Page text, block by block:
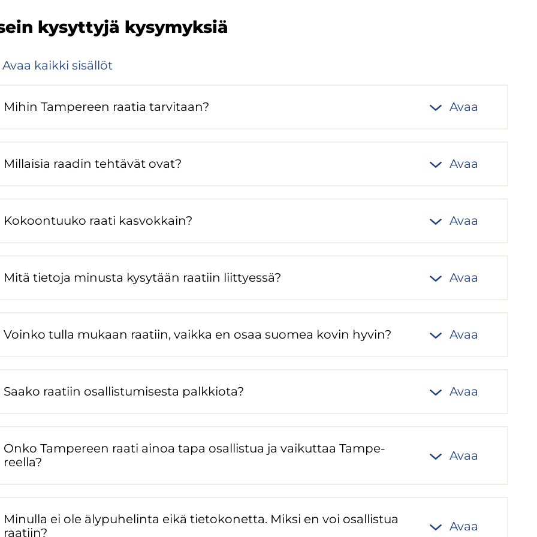
ky­syt­ty­jä ky­sy­myk­siä
Avaa kaik­ki si­säl­löt
Mihin Tam­pe­reen raa­tia tar­vi­taan? Avaa
Mil­lai­sia raa­din teh­tä­vät ovat? Avaa
Ko­koon­tuu­ko raati kas­vok­kain? Avaa
Mitä tie­to­ja mi­nus­ta ky­sy­tään raa­tiin liit­tyes­sä? Avaa
Voin­ko tulla mu­kaan raa­tiin, vaik­ka en osaa suo­mea kovin hyvin? Avaa
Saako raa­tiin osal­lis­tu­mi­ses­ta palk­kio­ta? Avaa
Onko Tam­pe­reen raati ainoa tapa osal­lis­tua ja vai­kut­taa Tam­pe­
reel­la?
Avaa
Mi­nul­la ei ole äly­pu­he­lin­ta eikä tie­to­ko­net­ta. Miksi en voi osal­lis­tua
raa­tiin?
Avaa